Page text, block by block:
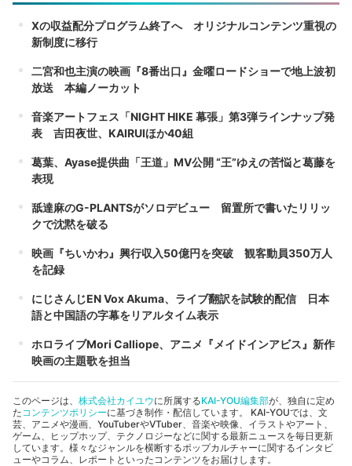
Xの収益配分プログラム終了へ オリジナルコンテンツ重視の
新制度に移行
二宮和也主演の映画『8番出口』金曜ロードショーで地上波初
放送 本編ノーカット
音楽アートフェス「NIGHT HIKE 幕張」第3弾ラインナップ発
表 吉田夜世、KAIRUIほか40組
葛葉、Ayase提供曲「王道」MV公開 “王”ゆえの苦悩と葛藤を
表現
舐達麻のG-PLANTSがソロデビュー 留置所で書いたリリッ
クで沈黙を破る
映画『ちいかわ』興行収入50億円を突破 観客動員350万人
を記録
にじさんじEN Vox Akuma、ライブ翻訳を試験的配信 日本
語と中国語の字幕をリアルタイム表示
ホロライブMori Calliope、アニメ『メイドインアビス』新作
映画の主題歌を担当
このページは、 株式会社カイユウに所属するKAI-YOU編集部が、独自に定め
た コンテンツポリシーに基づき制作・配信しています。 KAI-YOUでは、文
芸、アニメや漫画、YouTuberやVTuber、音楽や映像、イラストやアート、
ゲーム、ヒップホップ、テクノロジーなどに関する最新ニュースを毎日更新
しています。様々なジャンルを横断するポップカルチャーに関するインタビ
ューやコラム、レポートといったコンテンツをお届けします。